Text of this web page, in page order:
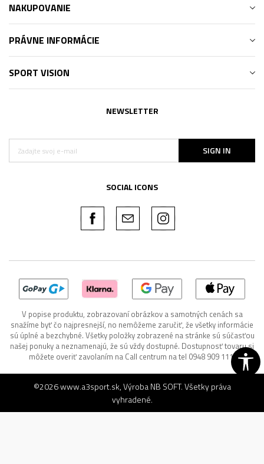
NAKUPOVANIE
PRÁVNE INFORMÁCIE
SPORT VISION
NEWSLETTER
SIGN IN
SOCIAL ICONS
V popise produktu, zobrazovaní obrázkov a samotných cenách sa
snažíme byť čo najpresnejší, no nemôžeme zaručiť, že všetky informácie
sú úplné a bezchybné. Všetky položky zobrazené na stránke sú súčasťou
našej ponuky a neznamenajú, že sú vždy dostupné. Dostupnosť tovaru si
môžete overiť zavolaním na Call centrum na tel 0948 909 111.
©2026www.a3sport.sk, VýrobaNB SOFT. Všetky práva
vyhradené.